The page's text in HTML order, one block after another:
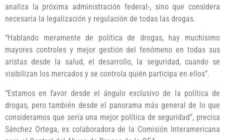
analiza la próxima administración federal-, sino que considera
necesaria la legalización y regulación de todas las drogas.
“Hablando meramente de política de drogas, hay muchísimo
mayores controles y mejor gestión del fenómeno en todas sus
aristas desde la salud, el desarrollo, la seguridad, cuando se
visibilizan los mercados y se controla quién participa en ellos”.
“Estamos en favor desde el ángulo exclusivo de la política de
drogas, pero también desde el panorama más general de lo que
consideramos que sería una mejor política de seguridad”, precisa
Sánchez Ortega, ex colaboradora de la Comisión Interamericana